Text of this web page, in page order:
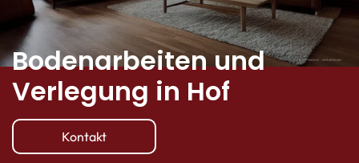
Bodenarbeiten und
Verlegung in Hof
Kontakt